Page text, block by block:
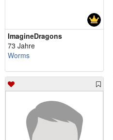
ImagineDragons
73 Jahre
Worms